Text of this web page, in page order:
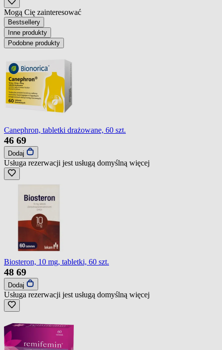
Mogą Cię zainteresować
Bestsellery
Inne produkty
Podobne produkty
Canephron, tabletki drażowane, 60 szt.
46 69
Dodaj
Usługa rezerwacji jest usługą domyślną więcej
Biosteron, 10 mg, tabletki, 60 szt.
48 69
Dodaj
Usługa rezerwacji jest usługą domyślną więcej